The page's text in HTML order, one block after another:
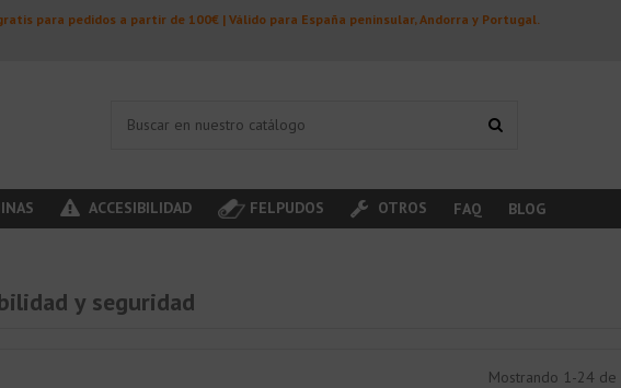
para pedidos a partir de 100€ | Válido para España peninsular, Andorra y Portugal.
ACCESIBILIDAD FELPUDOS OTROS FAQ BLOG
y seguridad
Mostrando 1-24 de